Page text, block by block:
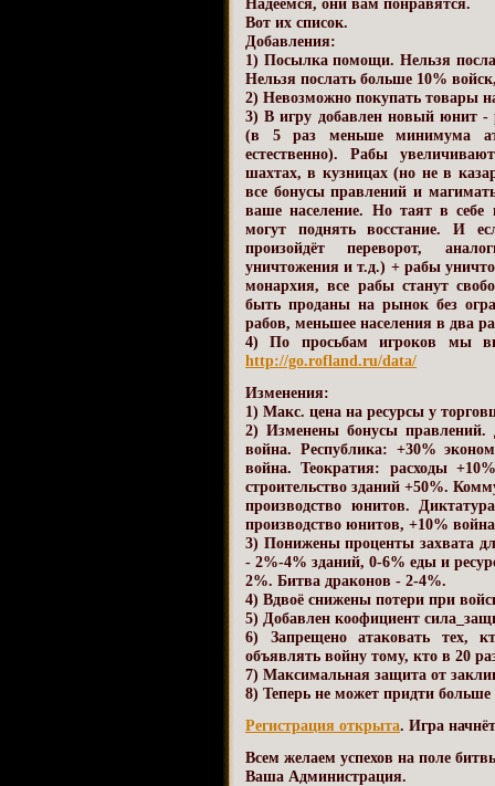
Вот их список.
Добавления:
1) Посылка помощи. Нельзя
Нельзя послать больше 10%
2) Невозможно покупать товары
3) В игру добавлен новый юнит
(в 5 раз меньше минимума
естественно). Рабы
шахтах, в кузницах (но не в
все бонусы правлений и
ваше население. Но таят в
могут поднять восстание. И
произойдёт переворот,
уничтожения и т.д.) + рабы
монархия, все рабы станут
быть проданы на рынок без
рабов, меньшее населения в два
4) По просьбам игроков мы
http://go.rofland.ru/data/
Изменения:
1) Макс. цена на ресурсы у
2) Изменены бонусы правлений.
война. Республика: +30%
война. Теократия: расходы
строительство зданий +50%.
производство юнитов.
производство юнитов, +10%
3) Понижены проценты захвата
- 2%-4% зданий, 0-6% еды и
2%. Битва драконов - 2-4%.
4) Вдвоё снижены потери при
5) Добавлен коофициент
6) Запрещено атаковать тех,
объявлять войну тому, кто в 20
7) Максимальная защита от
8) Теперь не может придти больше
Регистрация открыта. Игра
Всем желаем успехов на поле
Ваша Администрация.